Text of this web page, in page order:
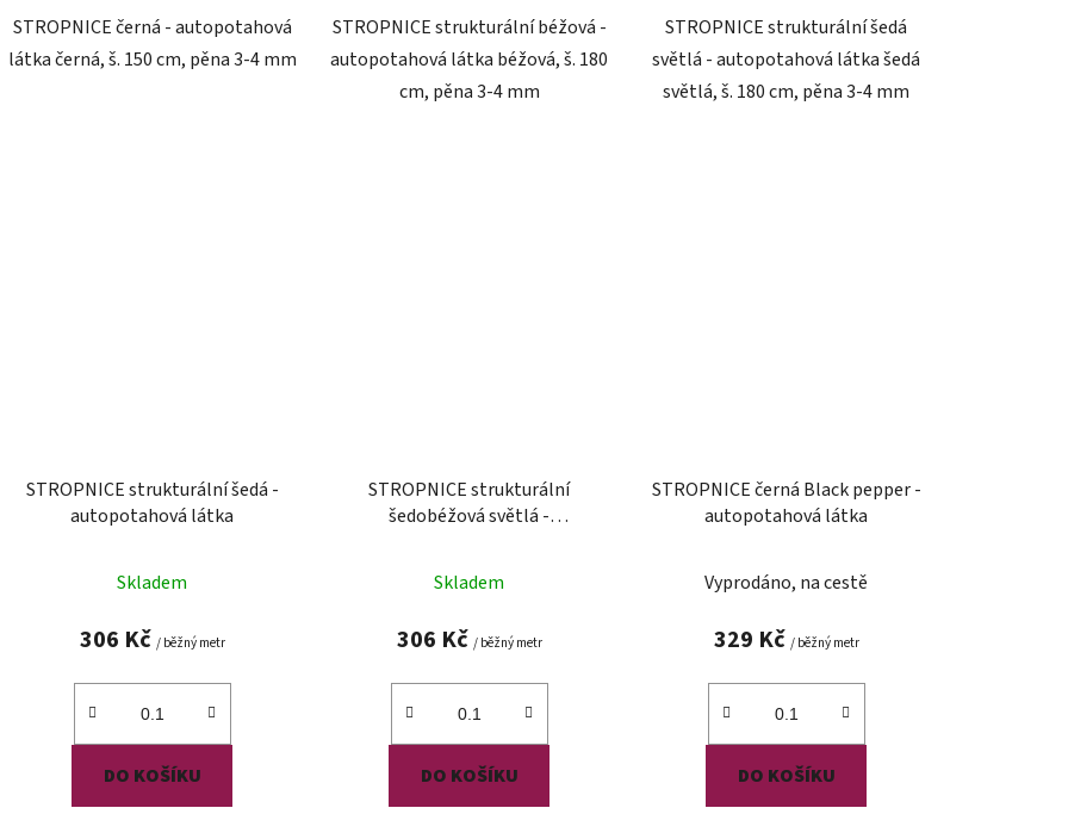
STROPNICE černá - autopotahová
látka černá, š. 150 cm, pěna 3-4 mm
STROPNICE strukturální béžová -
autopotahová látka béžová, š. 180
cm, pěna 3-4 mm
STROPNICE strukturální šedá
světlá - autopotahová látka šedá
světlá, š. 180 cm, pěna 3-4 mm
STROPNICE strukturální šedá -
autopotahová látka
Skladem
306 Kč / běžný metr
DO KOŠÍKU
STROPNICE strukturální
šedobéžová světlá -
Skladem
306 Kč / běžný metr
DO KOŠÍKU
STROPNICE černá Black pepper -
autopotahová látka
Vyprodáno, na cestě
329 Kč / běžný metr
DO KOŠÍKU